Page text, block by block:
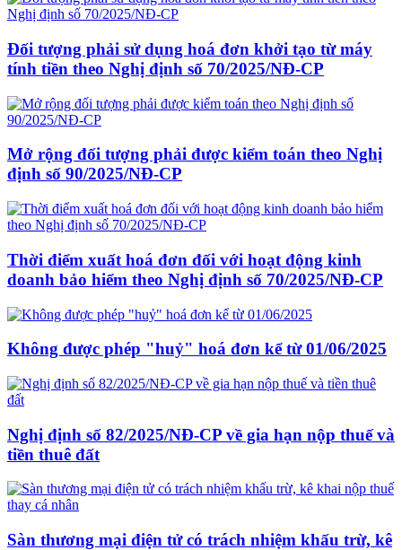
Đối tượng phải sử dụng hoá đơn khởi tạo từ máy
tính tiền theo Nghị định số 70/2025/NĐ-CP
Mở rộng đối tượng phải được kiểm toán theo Nghị
định số 90/2025/NĐ-CP
Thời điểm xuất hoá đơn đối với hoạt động kinh
doanh bảo hiểm theo Nghị định số 70/2025/NĐ-CP
Không được phép "huỷ" hoá đơn kể từ 01/06/2025
Nghị định số 82/2025/NĐ-CP về gia hạn nộp thuế và
tiền thuê đất
Sàn thương mại điện tử có trách nhiệm khấu trừ, kê